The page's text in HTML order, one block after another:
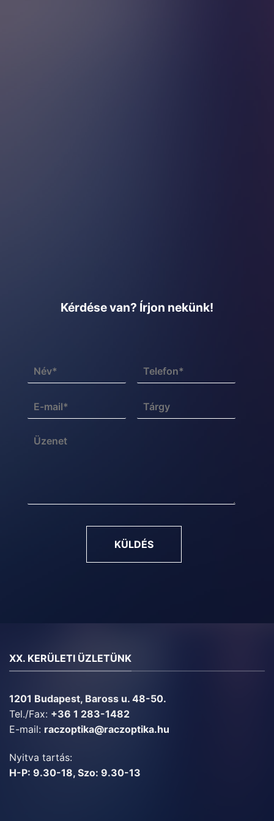
Kérdése van? Írjon nekünk!
KÜLDÉS
XX. KERÜLETI ÜZLETÜNK
1201 Budapest, Baross u. 48-50.
Tel./Fax: +36 1 283-1482
E-mail: raczoptika@raczoptika.hu
Nyitva tartás:
H-P: 9.30-18, Szo: 9.30-13